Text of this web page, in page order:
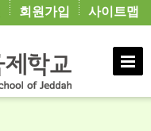
회원가입 사이트맵